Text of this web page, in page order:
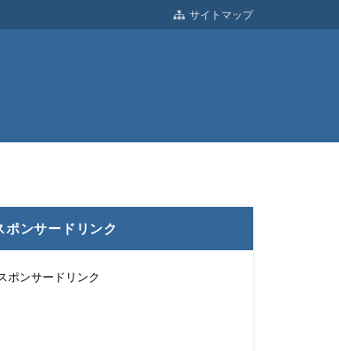
サイトマップ
ポンサードリンク
ポンサードリンク